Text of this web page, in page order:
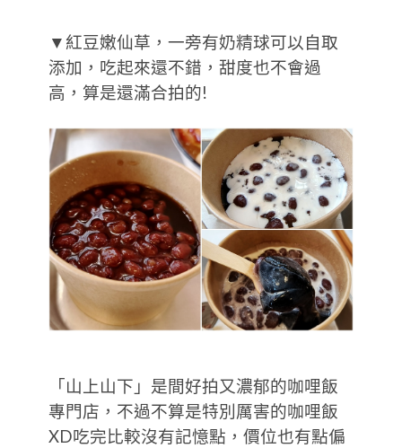
▼紅豆嫩仙草，一旁有奶精球可以自取
添加，吃起來還不錯，甜度也不會過
高，算是還滿合拍的!
「山上山下」是間好拍又濃郁的咖哩飯
專門店，不過不算是特別厲害的咖哩飯
XD吃完比較沒有記憶點，價位也有點偏